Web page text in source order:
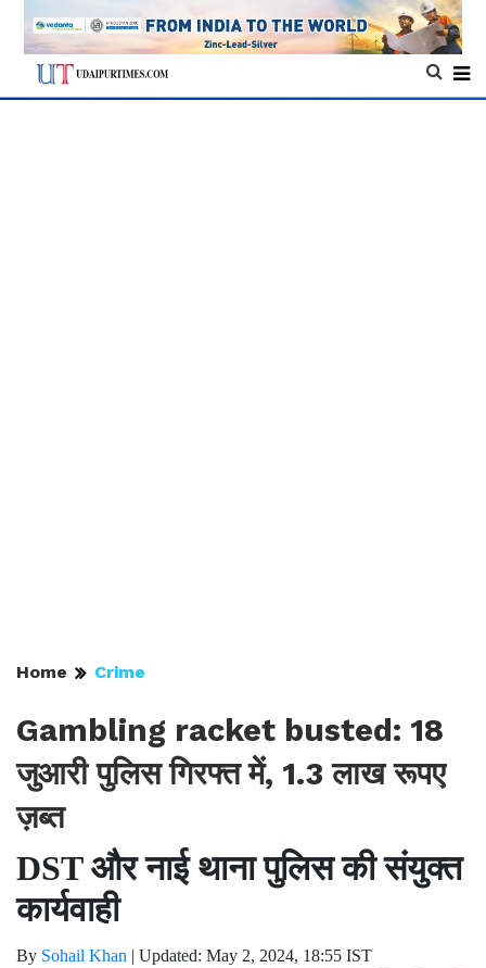
Home Crime
Gambling racket busted: 18
जुआरी पुलिस गिरफ्त में, 1.3 लाख रूपए
ज़ब्त
DST और नाई थाना पुलिस की संयुक्त
कार्यवाही
By Sohail Khan | Updated: May 2, 2024, 18:55 IST